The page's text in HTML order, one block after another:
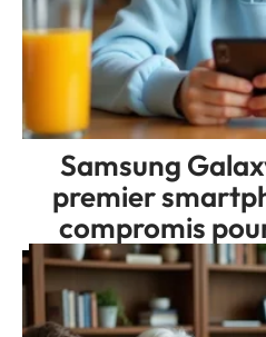
Samsung
premier
compromis